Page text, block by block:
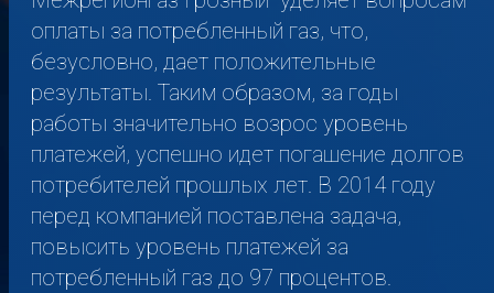
оплаты за потребленный газ, что,
безусловно, дает положительные
результаты. Таким образом, за годы
работы значительно возрос уровень
платежей, успешно идет погашение долгов
потребителей прошлых лет. В 2014 году
перед компанией поставлена задача,
повысить уровень платежей за
потребленный газ до 97 процентов.